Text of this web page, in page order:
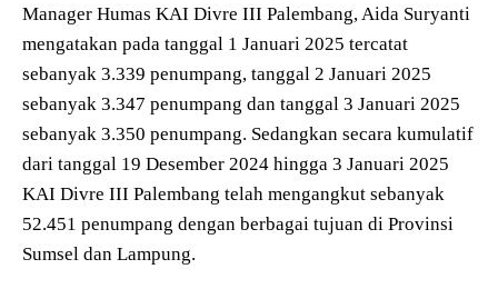
Manager Humas KAI Divre III Palembang, Aida Suryanti
mengatakan pada tanggal 1 Januari 2025 tercatat
sebanyak 3.339 penumpang, tanggal 2 Januari 2025
sebanyak 3.347 penumpang dan tanggal 3 Januari 2025
sebanyak 3.350 penumpang. Sedangkan secara kumulatif
dari tanggal 19 Desember 2024 hingga 3 Januari 2025
KAI Divre III Palembang telah mengangkut sebanyak
52.451 penumpang dengan berbagai tujuan di Provinsi
Sumsel dan Lampung.